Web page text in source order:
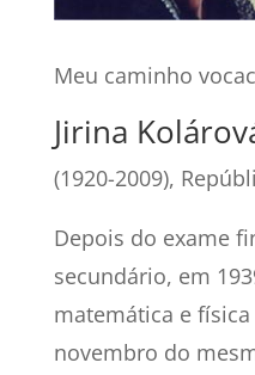
Meu caminho
Jirina
(1920-2009),
Depois do exame
secundário, em
matemática e física
novembro do